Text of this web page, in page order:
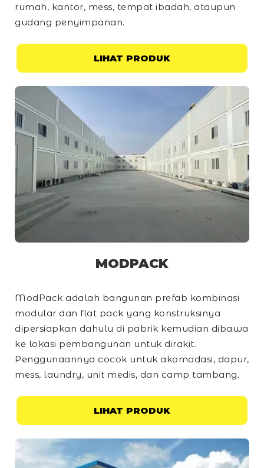
rumah, kantor, mess, tempat ibadah, ataupun
gudang penyimpanan.
LIHAT PRODUK
MODPACK
ModPack adalah bangunan prefab kombinasi
modular dan flat pack yang konstruksinya
dipersiapkan dahulu di pabrik kemudian dibawa
ke lokasi pembangunan untuk dirakit.
Penggunaannya cocok untuk akomodasi, dapur,
mess, laundry, unit medis, dan camp tambang.
LIHAT PRODUK